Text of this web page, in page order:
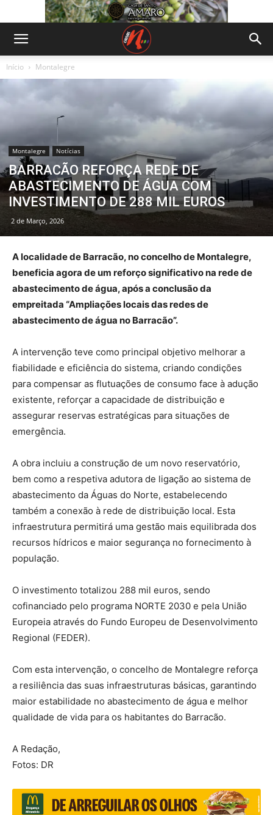
Início Montalegre
Montalegre Notícias
BARRACÃO REFORÇA REDE DE
ABASTECIMENTO DE ÁGUA COM
INVESTIMENTO DE 288 MIL EUROS
2 de Março, 2026
A localidade de Barracão, no concelho de Montalegre,
beneficia agora de um reforço significativo na rede de
abastecimento de água, após a conclusão da
empreitada “Ampliações locais das redes de
abastecimento de água no Barracão”.
A intervenção teve como principal objetivo melhorar a
fiabilidade e eficiência do sistema, criando condições
para compensar as flutuações de consumo face à adução
existente, reforçar a capacidade de distribuição e
assegurar reservas estratégicas para situações de
emergência.
A obra incluiu a construção de um novo reservatório,
bem como a respetiva adutora de ligação ao sistema de
abastecimento da Águas do Norte, estabelecendo
também a conexão à rede de distribuição local. Esta
infraestrutura permitirá uma gestão mais equilibrada dos
recursos hídricos e maior segurança no fornecimento à
população.
O investimento totalizou 288 mil euros, sendo
cofinanciado pelo programa NORTE 2030 e pela União
Europeia através do Fundo Europeu de Desenvolvimento
Regional (FEDER).
Com esta intervenção, o concelho de Montalegre reforça
a resiliência das suas infraestruturas básicas, garantindo
maior estabilidade no abastecimento de água e melhor
qualidade de vida para os habitantes do Barracão.
A Redação,
Fotos: DR